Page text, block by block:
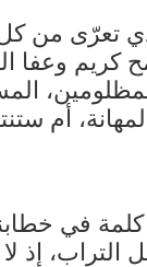
تعرّى من
كريم وعفا
في
التراب،